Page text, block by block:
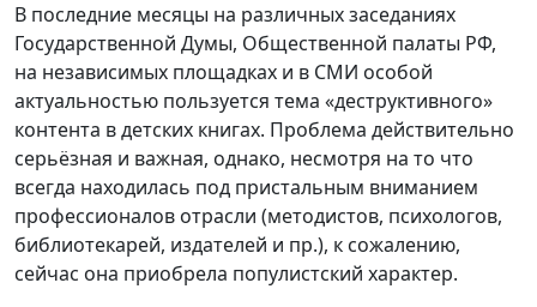
В последние месяцы на различных заседаниях
Государственной Думы, Общественной палаты РФ,
на независимых площадках и в СМИ особой
актуальностью пользуется тема «деструктивного»
контента в детских книгах. Проблема действительно
серьёзная и важная, однако, несмотря на то что
всегда находилась под пристальным вниманием
профессионалов отрасли (методистов, психологов,
библиотекарей, издателей и пр.), к сожалению,
сейчас она приобрела популистский характер.